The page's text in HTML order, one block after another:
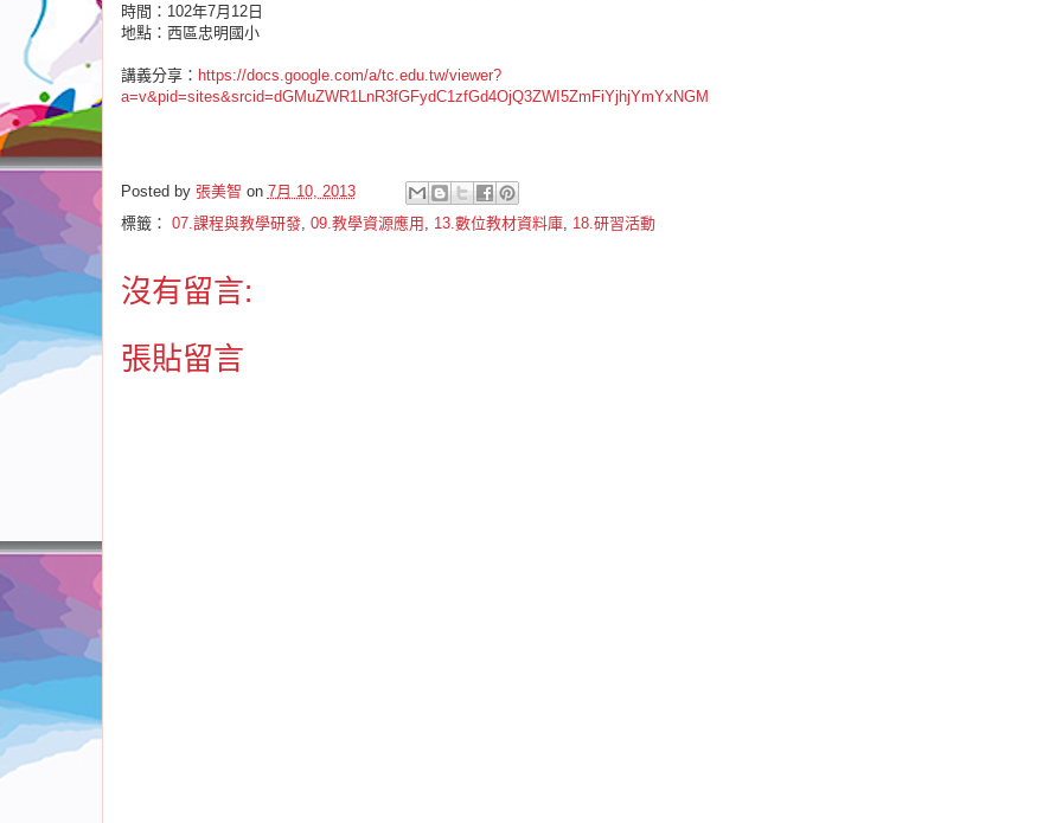
時間：102年7月12日
地點：西區忠明國小
講義分享： https://docs.google.com/a/tc.edu.tw/viewer?
a=v&pid=sites&srcid=dGMuZWR1LnR3fGFydC1zfGd4OjQ3ZWI5ZmFiYjhjYmYxNGM
Posted by 張美智 on 7月 10, 2013
標籤： 07.課程與教學研發, 09.教學資源應用 , 13.數位教材資料庫, 18.研習活動
沒有留言:
張貼留言